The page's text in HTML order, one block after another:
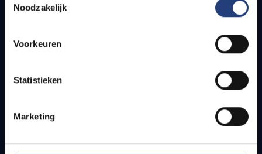
Noodzakelijk
Voorkeuren
Statistieken
Marketing
Snel naar
Bereikbaarheid